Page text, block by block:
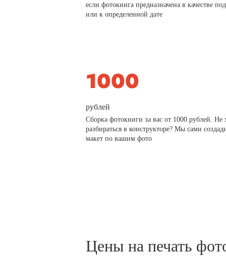
если фотокнига предназначена в качестве
или к определенной дате
рублей
Сборка фотокниги за вас от 1000 рублей. Не
разбираться в конструкторе? Мы сами
макет по вашим фото
Цены на печать